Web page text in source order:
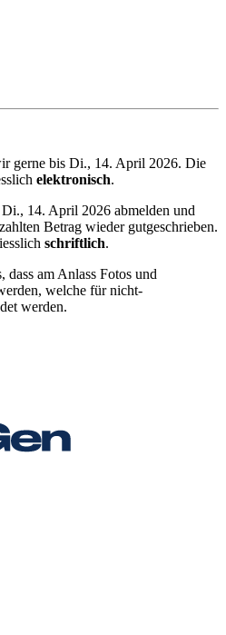
gerne bis Di., 14. April 2026. Die
elektronisch.
Di., 14. April 2026 abmelden und
Betrag wieder gutgeschrieben.
schriftlich.
am Anlass Fotos und
welche für nicht-
werden.